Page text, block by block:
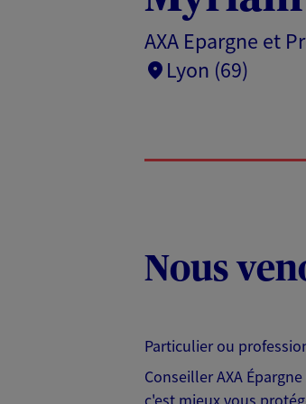
AXA Epargne et
Lyon (69)
Nous
Particulier ou
Conseiller AXA
c'est mieux vous